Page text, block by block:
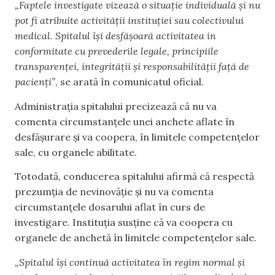
„Faptele investigate vizează o situație individuală și nu
pot fi atribuite activității instituției sau colectivului
medical. Spitalul își desfășoară activitatea in
conformitate cu prevederile legale, principiile
transparenței, integrității și responsabilității față de
pacienți”, se arată în comunicatul oficial.
Administrația spitalului precizează că nu va
comenta circumstanțele unei anchete aflate în
desfășurare și va coopera, în limitele competențelor
sale, cu organele abilitate.
Totodată, conducerea spitalului afirmă că respectă
prezumția de nevinovăție și nu va comenta
circumstanțele dosarului aflat în curs de
investigare. Instituția susține că va coopera cu
organele de anchetă în limitele competențelor sale.
„Spitalul își continuă activitatea în regim normal și